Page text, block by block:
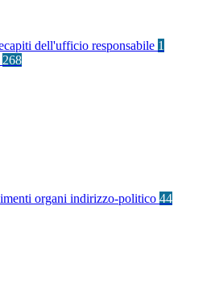
dell'ufficio responsabile 1
268
organi indirizzo-politico 44